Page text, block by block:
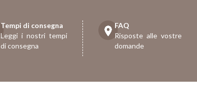
Tempi di consegna
Leggi i nostri tempi
di consegna
FAQ
Risposte alle vostre
domande